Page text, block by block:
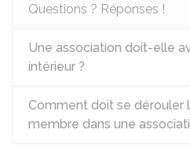
Questions ? Réponses !
Une association doit-elle
intérieur ?
Comment doit se dérouler
membre dans une